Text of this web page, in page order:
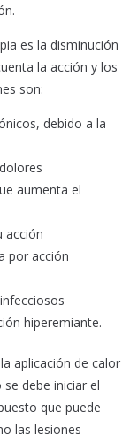
es la disminución
la acción y los
son:
debido a la
aumenta el
acción
por acción
hiperemiante.
aplicación de calor
debe iniciar el
que puede
las lesiones